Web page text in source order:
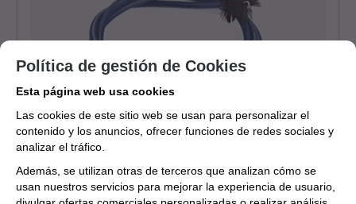
Limpiador Denis Wick Trombón Flexible DW-4912
Envío estimado en 24/48 horas
Política de gestión de Cookies
Esta página web usa cookies
Las cookies de este sitio web se usan para personalizar el
contenido y los anuncios, ofrecer funciones de redes sociales y
analizar el tráfico.
Además, se utilizan otras de terceros que analizan cómo se
usan nuestros servicios para mejorar la experiencia de usuario,